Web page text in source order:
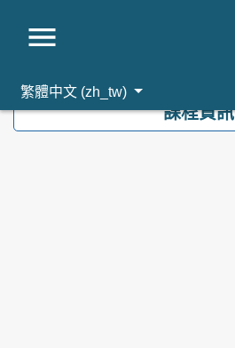
繁體中文 ‎(zh_tw)‎
課程資訊